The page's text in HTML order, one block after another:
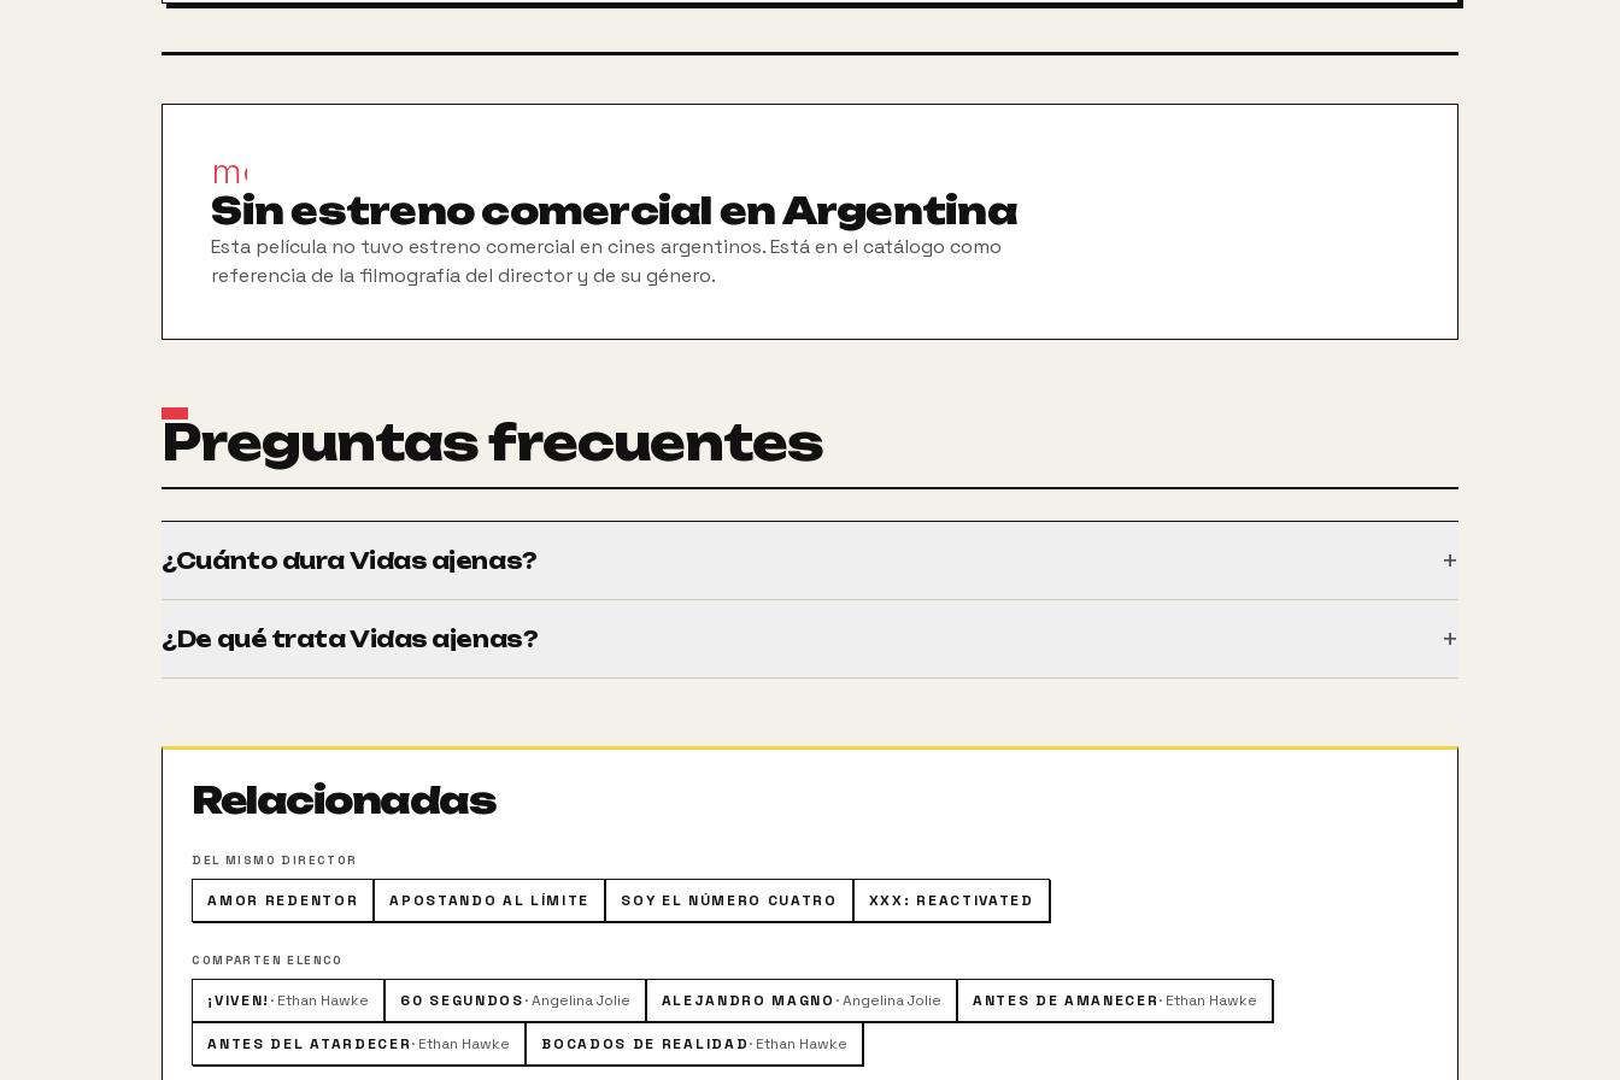
movie_filter
Sin estreno comercial en Argentina
Esta película no tuvo estreno comercial en cines argentinos. Está en el catálogo como
referencia de la filmografía del director y de su género.
Preguntas frecuentes
¿Cuánto dura Vidas ajenas? +
¿De qué trata Vidas ajenas? +
resulta de gran ayuda la aparición de James Costa (Ethan Hawke), un testigo que vió al asesino justo cuando estaba con una de sus
Relacionadas
DEL MISMO DIRECTOR
AMOR REDENTOR APOSTANDO AL LÍMITE SOY EL NÚMERO CUATRO XXX: REACTIVATED
COMPARTEN ELENCO
¡VIVEN! · Ethan Hawke 60 SEGUNDOS·Angelina Jolie ALEJANDRO MAGNO ·Angelina Jolie ANTES DE AMANECER· Ethan Hawke
ANTES DEL ATARDECER· Ethan Hawke BOCADOS DE REALIDAD· Ethan Hawke